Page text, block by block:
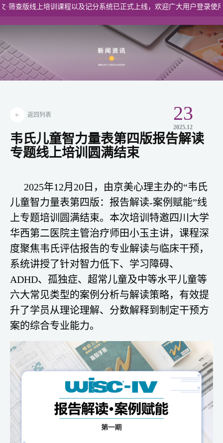
筛查版线上培训课程以及记分系统已正式上线，欢迎广大用户登录使用
港澳入口
返回列表
韦氏儿童智力量表第四版报告解读
专题线上培训圆满结束
2025年12月20日，由京美心理主办的“韦氏
儿童智力量表第四版：报告解读-案例赋能”线
上专题培训圆满结束。本次培训特邀四川大学
华西第二医院主管治疗师田小玉主讲，课程深
度聚焦韦氏评估报告的专业解读与临床干预，
系统讲授了针对智力低下、学习障碍、
ADHD、孤独症、超常儿童及中等水平儿童等
六大常见类型的案例分析与解读策略，有效提
升了学员从理论理解、分数解释到制定干预方
案的综合专业能力。
23
2025.12